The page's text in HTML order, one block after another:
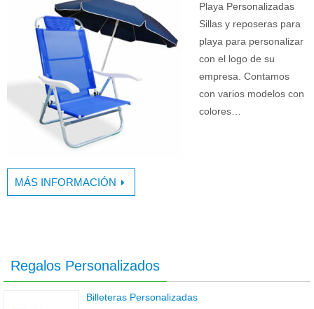
Playa Personalizadas
Sillas y reposeras para
playa para personalizar
con el logo de su
empresa. Contamos
con varios modelos con
colores…
MÁS INFORMACIÓN
Regalos Personalizados
Billeteras Personalizadas